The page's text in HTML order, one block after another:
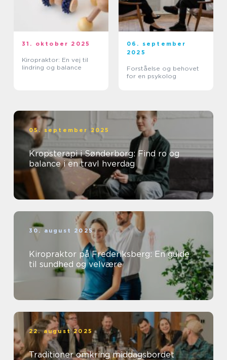
31. oktober 2025
Kiropraktor: En vej til
lindring og balance
06. september
2025
Forståelse og behovet
for en psykolog
05. september 2025
Kropsterapi i Sønderborg: Find ro og
balance i en travl hverdag
30. august 2025
Kiropraktor på Frederiksberg: En guide
til sundhed og velvære
22. august 2025
Traditioner omkring middagsbordet